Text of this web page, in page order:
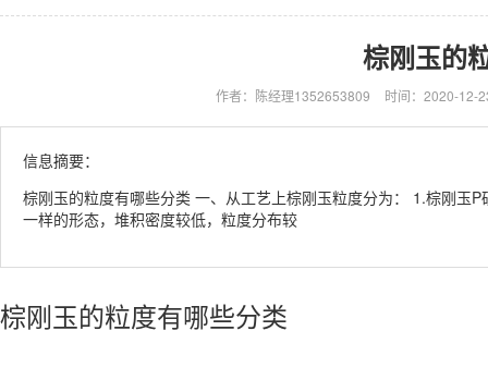
棕刚玉的
作者：陈经理1352653809 时间：2020-12-
信息摘要：
棕刚玉的粒度有哪些分类 一、从工艺上棕刚玉粒度分为： 1.棕刚玉
一样的形态，堆积密度较低，粒度分布较
棕刚玉的粒度有哪些分类